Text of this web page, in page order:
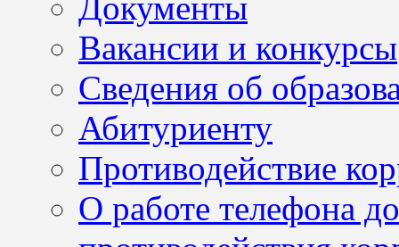
Вакансии и конкурсы
Сведения об
Абитуриенту
Противодействие
О работе телефона